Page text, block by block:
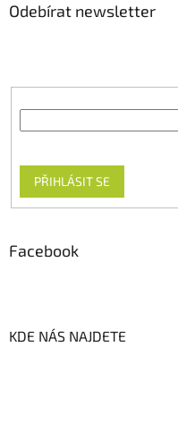
Odebírat newsletter
PŘIHLÁSIT SE
Facebook
KDE NÁS NAJDETE